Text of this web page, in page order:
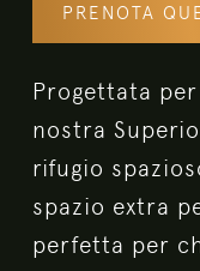
PRENOTA
Progettata
nostra
rifugio
spazio extra
perfetta per